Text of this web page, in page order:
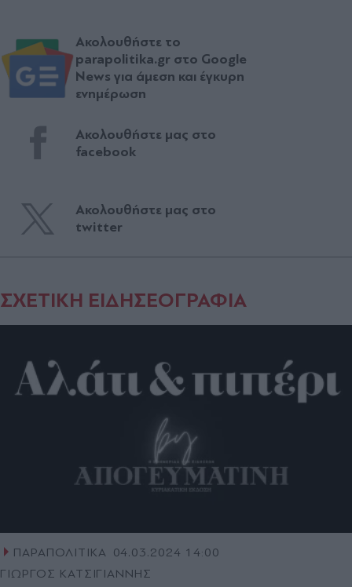
Ακολουθήστε το
parapolitika.gr στο Google
News για άμεση και έγκυρη
ενημέρωση
Ακολουθήστε μας στο
facebook
Ακολουθήστε μας στο
twitter
ΣΧΕΤΙΚΗ ΕΙΔΗΣΕΟΓΡΑΦΙΑ
ΠΑΡΑΠΟΛΙΤΙΚΑ 04.03.2024 14:00
ΓΙΩΡΓΟΣ ΚΑΤΣΙΓΙΑΝΝΗΣ